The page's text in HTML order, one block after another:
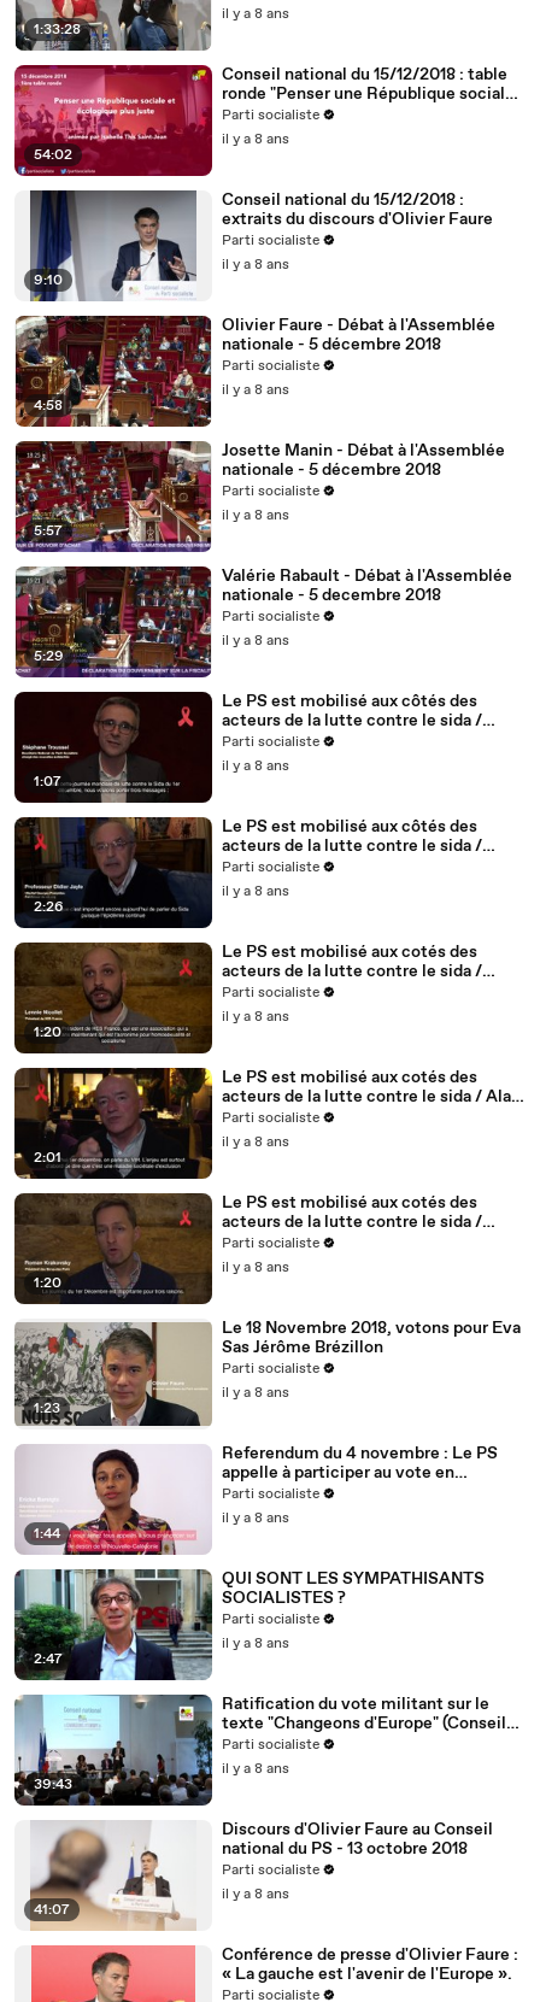
1:33:28
démocratiques"
il y a 8 ans
54:02
Conseil national du 15/12/2018 : table
ronde "Penser une République sociale
et écologique plus juste"
Parti socialiste
il y a 8 ans
9:10
Conseil national du 15/12/2018 :
extraits du discours d'Olivier Faure
Parti socialiste
il y a 8 ans
4:58
Olivier Faure - Débat à l'Assemblée
nationale - 5 décembre 2018
Parti socialiste
il y a 8 ans
5:57
Josette Manin - Débat à l'Assemblée
nationale - 5 décembre 2018
Parti socialiste
il y a 8 ans
5:29
Valérie Rabault - Débat à l'Assemblée
nationale - 5 decembre 2018
Parti socialiste
il y a 8 ans
1:07
Le PS est mobilisé aux côtés des
acteurs de la lutte contre le sida /
Stéphane Troussel - 2/5
Parti socialiste
il y a 8 ans
2:26
Le PS est mobilisé aux côtés des
acteurs de la lutte contre le sida /
Didier Jayle, médecin, fondateur du
site vih.org - 1/5
Parti socialiste
il y a 8 ans
1:20
Le PS est mobilisé aux cotés des
acteurs de la lutte contre le sida /
Lennie Nicollet, président de HES -
5/5
Parti socialiste
il y a 8 ans
2:01
Le PS est mobilisé aux cotés des
acteurs de la lutte contre le sida / Alain
BONNINEAU, président de AIDES IDF /
4/5
Parti socialiste
il y a 8 ans
1:20
Le PS est mobilisé aux cotés des
acteurs de la lutte contre le sida /
Roman Krakovsky, président de
Séropotes - 3/5
Parti socialiste
il y a 8 ans
1:23
Le 18 Novembre 2018, votons pour Eva
Sas Jérôme Brézillon
Parti socialiste
il y a 8 ans
1:44
Referendum du 4 novembre : Le PS
appelle à participer au vote en
Nouvelle-Calédonie
Parti socialiste
il y a 8 ans
2:47
QUI SONT LES SYMPATHISANTS
SOCIALISTES ?
Parti socialiste
il y a 8 ans
39:43
Ratification du vote militant sur le
texte "Changeons d'Europe" (Conseil
national du 13/10/2018)
Parti socialiste
il y a 8 ans
41:07
Discours d'Olivier Faure au Conseil
national du PS - 13 octobre 2018
Parti socialiste
il y a 8 ans
Conférence de presse d'Olivier Faure :
« La gauche est l'avenir de l'Europe ».
Parti socialiste